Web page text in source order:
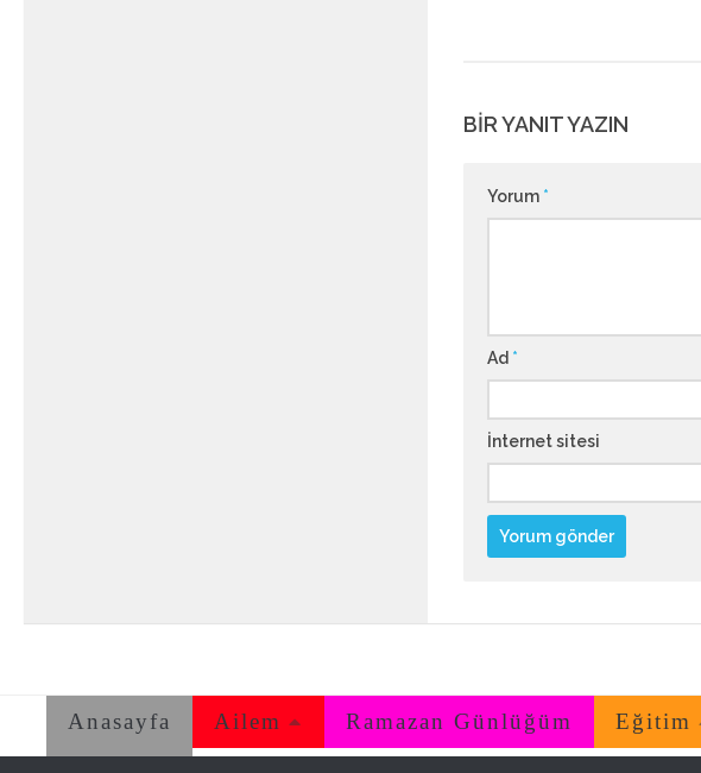
BIR YANIT YAZIN
Yorum *
Ad *
İnternet sitesi
Anasayfa Ailem Ramazan Günlüğüm Eğitim